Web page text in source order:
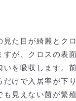
見た目が綺麗とク
すが、クロスの表
いを吸収します。
だけで入居率が下
も見えない菌が繁